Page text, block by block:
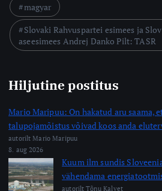
magyar
Slovaki Rahvuspartei esimees ja
aseesimees Andrej Danko Pilt: TASR
Hiljutine postitus
Mario Maripuu: On hakatud aru saama,
talupojamõistus võivad koos anda
autorilt Mario Maripuu
8. aug 2026
Kuum ilm sundis
vähendama
autorilt Tõnu Kalvet